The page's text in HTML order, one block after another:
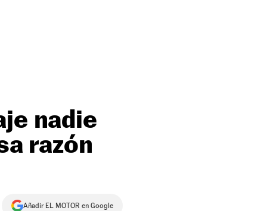
nadie
razón
Añadir EL MOTOR en Google